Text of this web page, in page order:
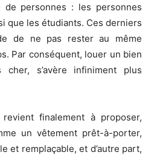
personnes : les personnes
que les étudiants. Ces derniers
de ne pas rester au même
Par conséquent, louer un bien
cher, s’avère infiniment plus
finalement à proposer,
un vêtement prêt-à-porter,
et remplaçable, et d’autre part,